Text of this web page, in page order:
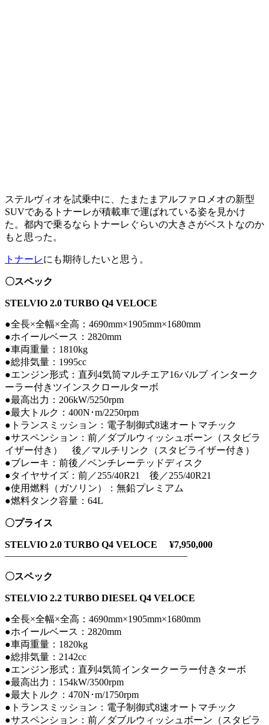
ステルヴィオを試乗中に、たまたまアルファロメオの新型
SUVであるトナーレが積載車で運ばれている姿を見かけ
た。都内で乗るならトナーレぐらいの大きさがベストなのか
もと思った。
トナーレにも期待したいと思う。
〇スペック
STELVIO 2.0 TURBO Q4 VELOCE
●全長×全幅×全高：4690mm×1905mm×1680mm
●ホイールベース：2820mm
●車両重量：1810kg
●総排気量：1995cc
●エンジン形式：直列4気筒マルチエア16バルブ インターク
ーラー付きツインスクロールターボ
●最高出力：206kW/5250rpm
●最大トルク：400N･m/2250rpm
●トランスミッション：電子制御式8速オートマチック
●サスペンション：前／ダブルウィッシュボーン（スタビラ
イザー付き） 後／マルチリンク（スタビライザー付き）
●ブレーキ：前後／ベンチレーテッドディスク
●タイヤサイズ：前／255/40R21 後／255/40R21
●使用燃料（ガソリン）：無鉛プレミアム
●燃料タンク容量：64L
〇プライス
STELVIO 2.0 TURBO Q4 VELOCE ¥7,950,000
———————————————————
〇スペック
STELVIO 2.2 TURBO DIESEL Q4 VELOCE
●全長×全幅×全高：4690mm×1905mm×1680mm
●ホイールベース：2820mm
●車両重量：1820kg
●総排気量：2142cc
●エンジン形式：直列4気筒インタークーラー付きターボ
●最高出力：154kW/3500rpm
●最大トルク：470N･m/1750rpm
●トランスミッション：電子制御式8速オートマチック
●サスペンション：前／ダブルウィッシュボーン（スタビラ